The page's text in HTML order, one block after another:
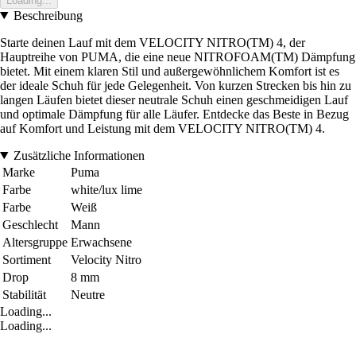
Beschreibung
Starte deinen Lauf mit dem VELOCITY NITRO(TM) 4, der
Hauptreihe von PUMA, die eine neue NITROFOAM(TM) Dämpfung
bietet. Mit einem klaren Stil und außergewöhnlichem Komfort ist es
der ideale Schuh für jede Gelegenheit. Von kurzen Strecken bis hin zu
langen Läufen bietet dieser neutrale Schuh einen geschmeidigen Lauf
und optimale Dämpfung für alle Läufer. Entdecke das Beste in Bezug
auf Komfort und Leistung mit dem VELOCITY NITRO(TM) 4.
Zusätzliche Informationen
Marke
Puma
Farbe
white/lux lime
Farbe
Weiß
Geschlecht
Mann
Altersgruppe Erwachsene
Sortiment
Velocity Nitro
Drop
8 mm
Stabilität
Neutre
Loading...
Loading...